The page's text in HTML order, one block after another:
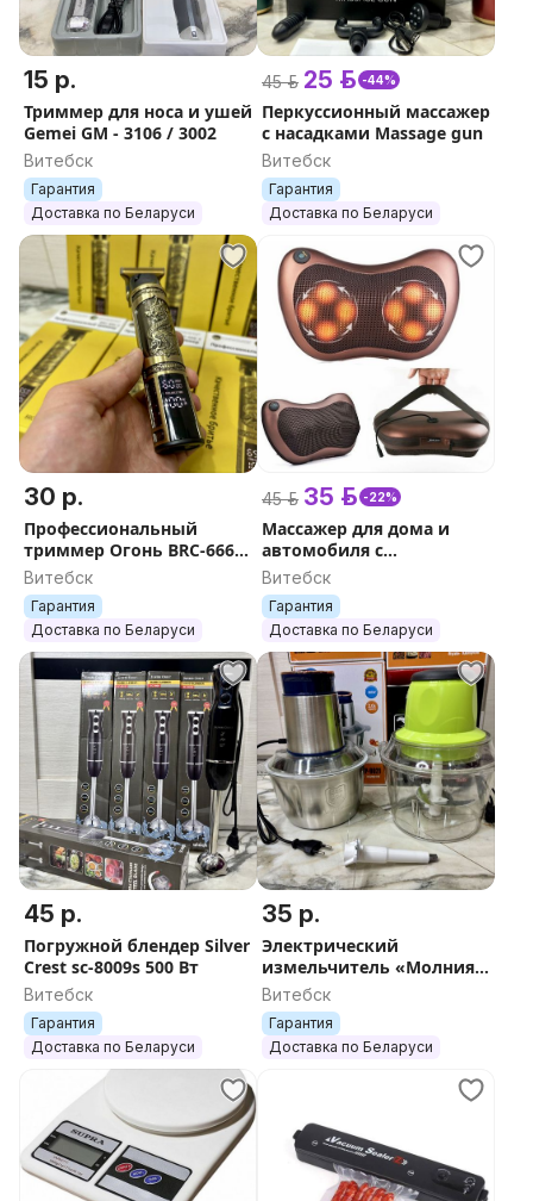
15 р.
Триммер для носа и ушей
Gemei GM - 3106 / 3002
Витебск
Гарантия
Доставка по Беларуси
45 р. 25 р. -44%
Перкуссионный массажер
с насадками Massage gun
Витебск
Гарантия
Доставка по Беларуси
30 р.
Профессиональный
триммер Огонь BRC-666-
3, машинка для стрижки
Витебск
Гарантия
Доставка по Беларуси
45 р. 35 р. -22%
Массажер для дома и
автомобиля с
подогревом
Витебск
Гарантия
Доставка по Беларуси
45 р.
Погружной блендер Silver
Crest sc-8009s 500 Вт
Витебск
Гарантия
Доставка по Беларуси
35 р.
Электрический
измельчитель «Молния»
кухонный комбайн
Витебск
Гарантия
Доставка по Беларуси